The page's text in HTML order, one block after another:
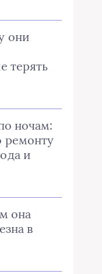
они
терять
ночам:
ремонту
и
она
в